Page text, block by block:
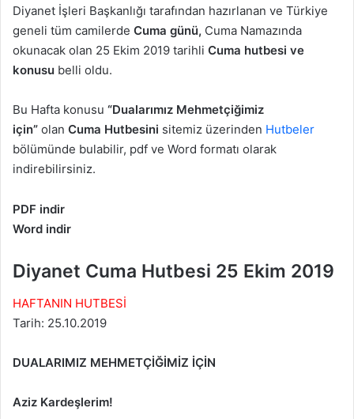
Diyanet İşleri Başkanlığı tarafından hazırlanan ve Türkiye
geneli tüm camilerde Cuma günü, Cuma Namazında
okunacak olan 25 Ekim 2019 tarihli Cuma hutbesi ve
konusu belli oldu.
Bu Hafta konusu “Dualarımız Mehmetçiğimiz
için” olan Cuma Hutbesini sitemiz üzerinden Hutbeler
bölümünde bulabilir, pdf ve Word formatı olarak
indirebilirsiniz.
PDF indir
Word indir
Diyanet Cuma Hutbesi 25 Ekim 2019
HAFTANIN HUTBESİ
Tarih: 25.10.2019
DUALARIMIZ MEHMETÇİĞİMİZ İÇİN
Aziz Kardeşlerim!